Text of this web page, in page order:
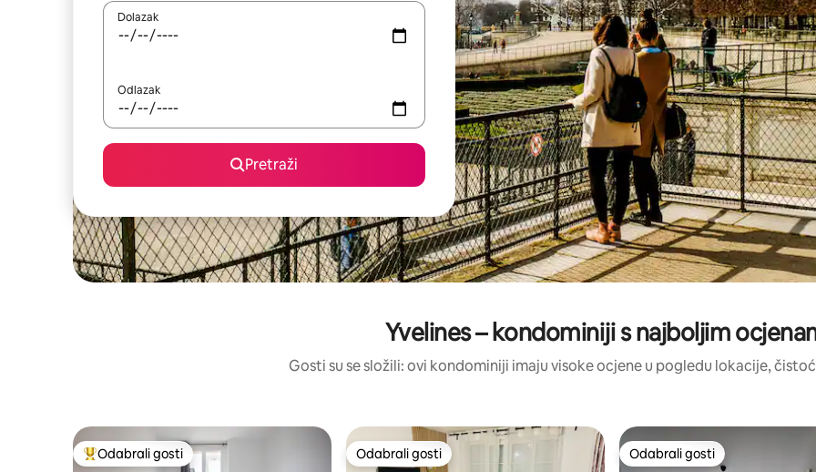
Dolazak
Odlazak
Pretraži
Yvelines – kondominiji s najboljim
Gosti su se složili: ovi kondominiji imaju visoke ocjene u pogledu lokacije,
Među najviše rangiranima s oznakom „Odabrali gosti”
Odabrali gosti Odabrali gosti
Odabrali gosti Odabrali gosti
Odabrali gosti